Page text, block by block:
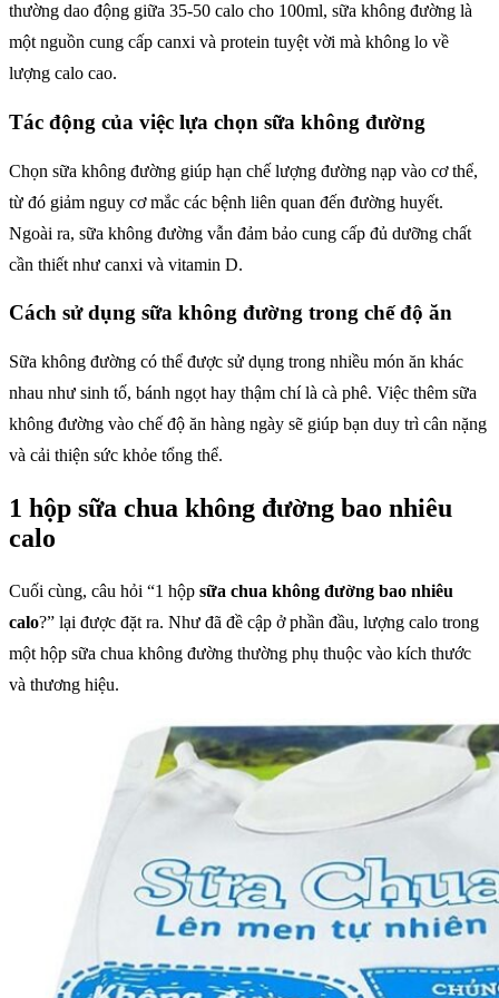
thường dao động giữa 35-50 calo cho 100ml, sữa không đường là
một nguồn cung cấp canxi và protein tuyệt vời mà không lo về
lượng calo cao.
Tác động của việc lựa chọn sữa không đường
Chọn sữa không đường giúp hạn chế lượng đường nạp vào cơ thể,
từ đó giảm nguy cơ mắc các bệnh liên quan đến đường huyết.
Ngoài ra, sữa không đường vẫn đảm bảo cung cấp đủ dưỡng chất
cần thiết như canxi và vitamin D.
Cách sử dụng sữa không đường trong chế độ ăn
Sữa không đường có thể được sử dụng trong nhiều món ăn khác
nhau như sinh tố, bánh ngọt hay thậm chí là cà phê. Việc thêm sữa
không đường vào chế độ ăn hàng ngày sẽ giúp bạn duy trì cân nặng
và cải thiện sức khỏe tổng thể.
1 hộp sữa chua không đường bao nhiêu
calo
Cuối cùng, câu hỏi “1 hộp sữa chua không đường bao nhiêu
calo?” lại được đặt ra. Như đã đề cập ở phần đầu, lượng calo trong
một hộp sữa chua không đường thường phụ thuộc vào kích thước
và thương hiệu.